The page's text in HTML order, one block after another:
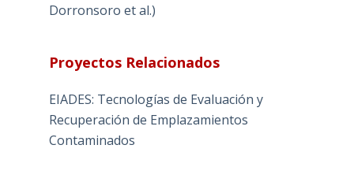
Dorronsoro et al.)
Proyectos Relacionados
EIADES: Tecnologías de Evaluación y
Recuperación de Emplazamientos
Contaminados